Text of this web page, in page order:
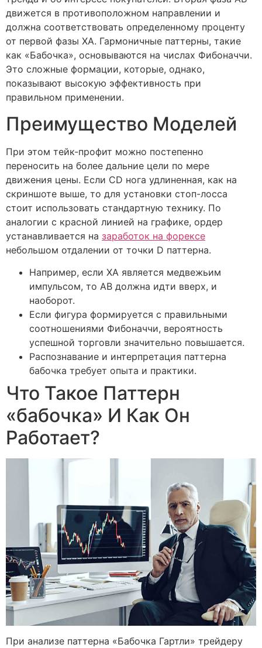
движется в противоположном направлении и
должна соответствовать определенному проценту
от первой фазы XA. Гармоничные паттерны, такие
как «Бабочка», основываются на числах Фибоначчи.
Это сложные формации, которые, однако,
показывают высокую эффективность при
правильном применении.
Преимущество Моделей
При этом тейк-профит можно постепенно
переносить на более дальние цели по мере
движения цены. Если CD нога удлиненная, как на
скриншоте выше, то для установки стоп-лосса
стоит использовать стандартную технику. По
аналогии с красной линией на графике, ордер
устанавливается на заработок на форексе
небольшом отдалении от точки D паттерна.
Например, если XA является медвежьим
импульсом, то AB должна идти вверх, и
наоборот.
Если фигура формируется с правильными
соотношениями Фибоначчи, вероятность
успешной торговли значительно повышается.
Распознавание и интерпретация паттерна
бабочка требует опыта и практики.
Что Такое Паттерн
«бабочка» И Как Он
Работает?
При анализе паттерна «Бабочка Гартли» трейдеру